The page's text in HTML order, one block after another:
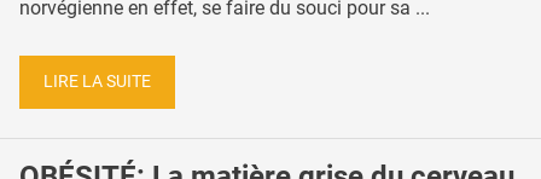
norvégienne en effet, se faire du souci pour sa ...
LIRE LA SUITE